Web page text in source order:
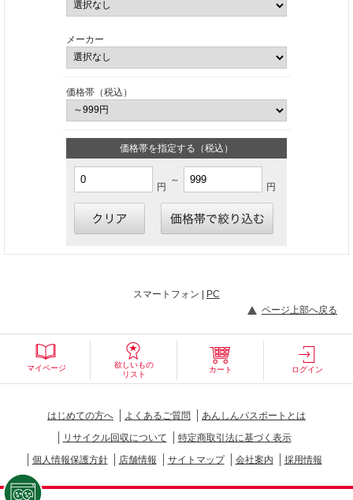
メーカー
価格帯（税込）
価格帯を指定する（税込）
円
～
円
スマートフォン | PC
ページ上部へ戻る
マイページ
欲しいもの
リスト
カート ログイン
はじめての方へ よくあるご質問
あんしんパスポートとは
リサイクル回収について
特定商取引法に基づく表示
個人情報保護方針
店舗情報 サイトマップ 会社案内 採用情報